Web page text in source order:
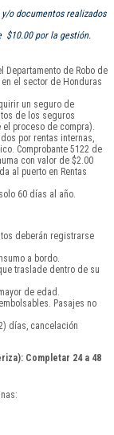
o documentos realizados
$10.00 por la gestión.
Departamento de Robo de
el sector de Honduras
un seguro de
de los seguros
proceso de compra).
por rentas internas,
Comprobante 5122 de
con valor de $2.00
al puerto en Rentas
60 días al año.
deberán registrarse
a bordo.
traslade dentro de su
de edad.
Pasajes no
días, cancelación
Completar 24 a 48